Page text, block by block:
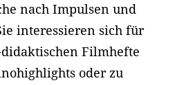
nach Impulsen und
interessieren sich für
Filmhefte
oder zu